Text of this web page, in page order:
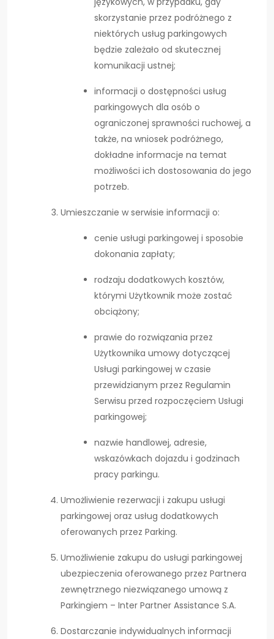
skorzystanie przez podróżnego z
niektórych usług parkingowych
będzie zależało od skutecznej
komunikacji ustnej;
informacji o dostępności usług
parkingowych dla osób o
ograniczonej sprawności ruchowej, a
także, na wniosek podróżnego,
dokładne informacje na temat
możliwości ich dostosowania do jego
potrzeb.
Umieszczanie w serwisie informacji o:
cenie usługi parkingowej i sposobie
dokonania zapłaty;
rodzaju dodatkowych kosztów,
którymi Użytkownik może zostać
obciążony;
prawie do rozwiązania przez
Użytkownika umowy dotyczącej
Usługi parkingowej w czasie
przewidzianym przez Regulamin
Serwisu przed rozpoczęciem Usługi
parkingowej;
nazwie handlowej, adresie,
wskazówkach dojazdu i godzinach
pracy parkingu.
Umożliwienie rezerwacji i zakupu usługi
parkingowej oraz usług dodatkowych
oferowanych przez Parking.
Umożliwienie zakupu do usługi parkingowej
ubezpieczenia oferowanego przez Partnera
zewnętrznego niezwiązanego umową z
Parkingiem – Inter Partner Assistance S.A.
Dostarczanie indywidualnych informacji